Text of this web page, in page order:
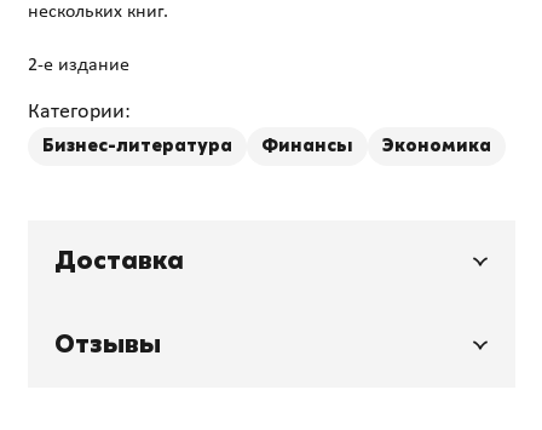
нескольких книг.
2-е издание
Категории:
Бизнес-литература Финансы Экономика
Доставка
Отзывы